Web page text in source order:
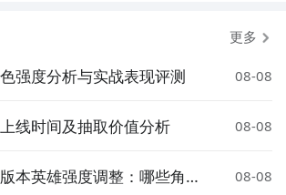
更多
强度分析与实战表现评测 08-08
线时间及抽取价值分析 08-08
本英雄强度调整：哪些角色
08-08